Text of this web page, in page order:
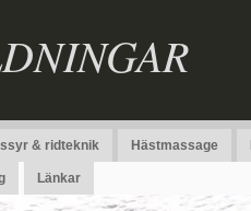
& ridteknik Hästmassage
Länkar